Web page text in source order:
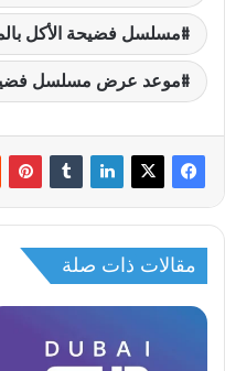
مسلسل فضيحة الأكل
موعد عرض مسلسل
مقالات ذات صلة